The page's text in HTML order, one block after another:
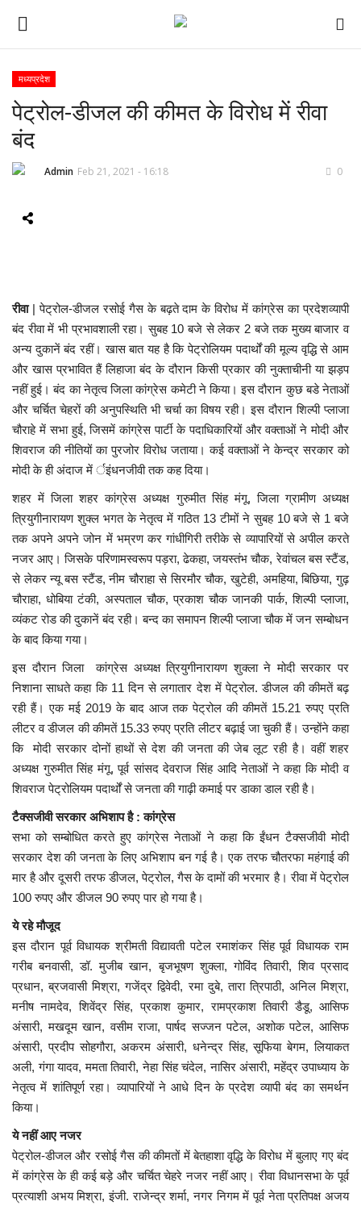
ई-पेपर
होम
देश
दुनिया
मध्यप्रदेश
छत्तीसगढ़
मनोरंजन
लाइफस्टाइल
खेल
ब्रेकिंग न्यूज़
व्यापार
टेक न्यूज़
मध्यप्रदेश
पेट्रोल-डीजल की कीमत के विरोध में रीवा
बंद
Admin Feb 21, 2021 - 16:18 0
रीवा | पेट्रोल-डीजल रसोई गैस के बढ़ते दाम के विरोध में कांग्रेस का प्रदेशव्यापी
बंद रीवा में भी प्रभावशाली रहा। सुबह 10 बजे से लेकर 2 बजे तक मुख्य बाजार व
अन्य दुकानें बंद रहीं। खास बात यह है कि पेट्रोलियम पदार्थों की मूल्य वृद्धि से आम
और खास प्रभावित हैं लिहाजा बंद के दौरान किसी प्रकार की नुक्ताचीनी या झड़प
नहीं हुई। बंद का नेतृत्व जिला कांग्रेस कमेटी ने किया। इस दौरान कुछ बडे नेताओं
और चर्चित चेहरों की अनुपस्थिति भी चर्चा का विषय रही। इस दौरान शिल्पी प्लाजा
चौराहे में सभा हुई, जिसमें कांग्रेस पार्टी के पदाधिकारियों और वक्ताओं ने मोदी और
शिवराज की नीतियों का पुरजोर विरोध जताया। कई वक्ताओं ने केन्द्र सरकार को
मोदी के ही अंदाज में र्इंधनजीवी तक कह दिया।
शहर में जिला शहर कांग्रेस अध्यक्ष गुरुमीत सिंह मंगू, जिला ग्रामीण अध्यक्ष
त्रियुगीनारायण शुक्ल भगत के नेतृत्व में गठित 13 टीमों ने सुबह 10 बजे से 1 बजे
तक अपने अपने जोन में भम्रण कर गांधीगिरी तरीके से व्यापारियों से अपील करते
नजर आए। जिसके परिणामस्वरूप पड़रा, ढेकहा, जयस्तंभ चौक, रेवांचल बस स्टैंड,
से लेकर न्यू बस स्टैंड, नीम चौराहा से सिरमौर चौक, खुटेही, अमहिया, बिछिया, गुढ़
चौराहा, धोबिया टंकी, अस्पताल चौक, प्रकाश चौक जानकी पार्क, शिल्पी प्लाजा,
व्यंकट रोड की दुकानें बंद रही। बन्द का समापन शिल्पी प्लाजा चौक में जन सम्बोधन
के बाद किया गया।
इस दौरान जिला कांग्रेस अध्यक्ष त्रियुगीनारायण शुक्ला ने मोदी सरकार पर
निशाना साधते कहा कि 11 दिन से लगातार देश में पेट्रोल. डीजल की कीमतें बढ़
रही हैं। एक मई 2019 के बाद आज तक पेट्रोल की कीमतें 15.21 रुपए प्रति
लीटर व डीजल की कीमतें 15.33 रुपए प्रति लीटर बढ़ाई जा चुकी हैं। उन्होंने कहा
कि मोदी सरकार दोनों हाथों से देश की जनता की जेब लूट रही है। वहीं शहर
अध्यक्ष गुरुमीत सिंह मंगू, पूर्व सांसद देवराज सिंह आदि नेताओं ने कहा कि मोदी व
शिवराज पेट्रोलियम पदार्थों से जनता की गाढ़ी कमाई पर डाका डाल रही है।
टैक्सजीवी सरकार अभिशाप है : कांग्रेस
सभा को सम्बोधित करते हुए कांग्रेस नेताओं ने कहा कि ईंधन टैक्सजीवी मोदी
सरकार देश की जनता के लिए अभिशाप बन गई है। एक तरफ चौतरफा महंगाई की
मार है और दूसरी तरफ डीजल, पेट्रोल, गैस के दामों की भरमार है। रीवा में पेट्रोल
100 रुपए और डीजल 90 रुपए पार हो गया है।
ये रहे मौजूद
इस दौरान पूर्व विधायक श्रीमती विद्यावती पटेल रमाशंकर सिंह पूर्व विधायक राम
गरीब बनवासी, डॉ. मुजीब खान, बृजभूषण शुक्ला, गोविंद तिवारी, शिव प्रसाद
प्रधान, ब्रजवासी मिश्रा, गजेंद्र द्विवेदी, रमा दुबे, तारा त्रिपाठी, अनिल मिश्रा,
मनीष नामदेव, शिवेंद्र सिंह, प्रकाश कुमार, रामप्रकाश तिवारी डैडू, आसिफ
अंसारी, मखदूम खान, वसीम राजा, पार्षद सज्जन पटेल, अशोक पटेल, आसिफ
अंसारी, प्रदीप सोहगौरा, अकरम अंसारी, धनेन्द्र सिंह, सूफिया बेगम, लियाकत
अली, गंगा यादव, ममता तिवारी, नेहा सिंह चंदेल, नासिर अंसारी, महेंद्र उपाध्याय के
नेतृत्व में शांतिपूर्ण रहा। व्यापारियों ने आधे दिन के प्रदेश व्यापी बंद का समर्थन
किया।
ये नहीं आए नजर
पेट्रोल-डीजल और रसोई गैस की कीमतों में बेतहाशा वृद्धि के विरोध में बुलाए गए बंद
में कांग्रेस के ही कई बड़े और चर्चित चेहरे नजर नहीं आए। रीवा विधानसभा के पूर्व
प्रत्याशी अभय मिश्रा, इंजी. राजेन्द्र शर्मा, नगर निगम में पूर्व नेता प्रतिपक्ष अजय